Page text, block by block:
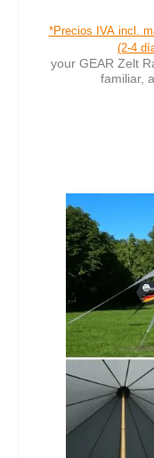
*Precios IVA incl.
(2-4
your GEAR Zelt
familiar,